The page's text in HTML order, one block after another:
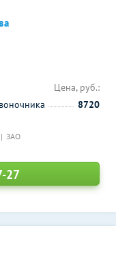
ЗАО
Цена, руб.:
8720
27